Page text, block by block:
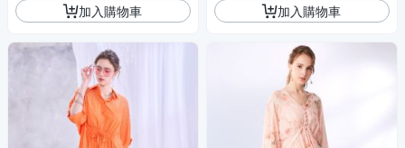
加入購物車 加入購物車